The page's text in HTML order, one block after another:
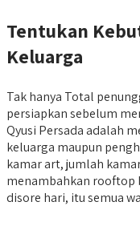
Tentukan
Keluarga
Tak hanya Total
persiapkan sebelum
Qyusi Persada adalah
keluarga maupun
kamar art, jumlah
menambahkan rooftop
disore hari, itu semua